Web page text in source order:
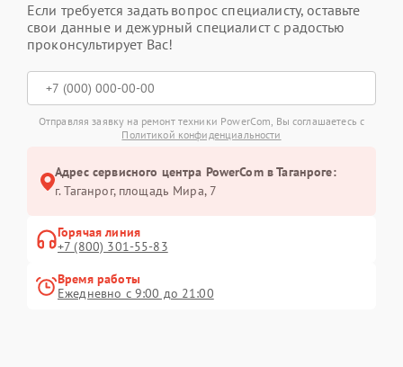
Если требуется задать вопрос специалисту, оставьте
свои данные и дежурный специалист с радостью
проконсультирует Вас!
Отправляя заявку на ремонт техники PowerCom, Вы соглашаетесь с
Политикой конфиденциальности
Адрес сервисного центра PowerCom в Таганроге:
г. Таганрог, площадь Мира, 7
Горячая линия
+7 (800) 301-55-83
Время работы
Ежедневно с 9:00 до 21:00